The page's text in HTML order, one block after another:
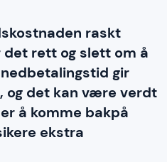
raskt
det rett og slett om å
gir
og det kan være verdt
å komme bakpå
ekstra